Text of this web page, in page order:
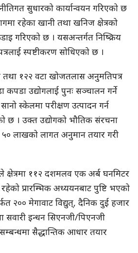
सुधारको कार्यान्वयन गरिएको छ
रहेका खानी तथा खनिज क्षेत्रको
गरिएको छ । यसअन्तर्गत निष्क्रिय
स्पष्टीकरण सोधिएको छ ।
१२२ वटा खोजतलास अनुमतिपत्र
कपडा उद्योगलाई पुनः सञ्चालन गर्ने
स्केलमा परीक्षण उत्पादन गर्न
छ । उक्त उद्योगको भौतिक संरचना
५० लाखको लागत अनुमान तयार गरी
११२ दशमलव एक अर्ब घनमिटर
प्रारम्भिक अध्ययनबाट पुष्टि भएको
२०० मेगावाट विद्युत्, दैनिक दुई हजार
सवारी इन्धन सिएनजी/पिएनजी
सैद्धान्तिक आधार तयार